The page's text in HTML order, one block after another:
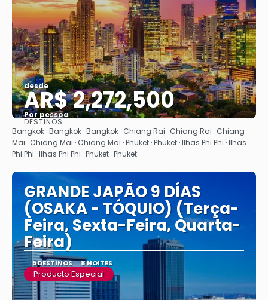
desde
AR$ 2,272,500
Por pessoa
Vejo
DESTINOS
Bangkok · Bangkok · Bangkok · Chiang Rai · Chiang Rai · Chiang
Mai · Chiang Mai · Chiang Mai · Phuket · Phuket · Ilhas Phi Phi · Ilhas
Phi Phi · Ilhas Phi Phi · Phuket · Phuket
GRANDE JAPÃO 9 DÍAS
(OSAKA - TÓQUIO) (Terça-
Feira, Sexta-Feira, Quarta-
Feira)
5 DESTINOS 8 NOITES
Producto Especial